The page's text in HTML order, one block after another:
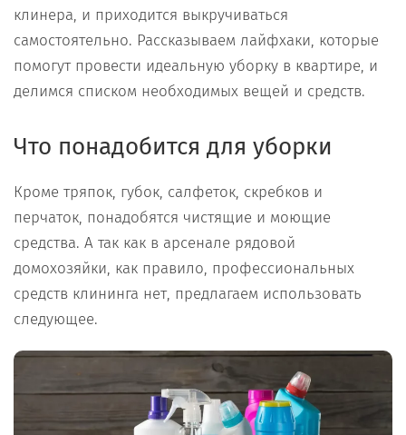
клинера, и приходится выкручиваться
самостоятельно. Рассказываем лайфхаки, которые
помогут провести идеальную уборку в квартире, и
делимся списком необходимых вещей и средств.
Что понадобится для уборки
Кроме тряпок, губок, салфеток, скребков и
перчаток, понадобятся чистящие и моющие
средства. А так как в арсенале рядовой
домохозяйки, как правило, профессиональных
средств клининга нет, предлагаем использовать
следующее.